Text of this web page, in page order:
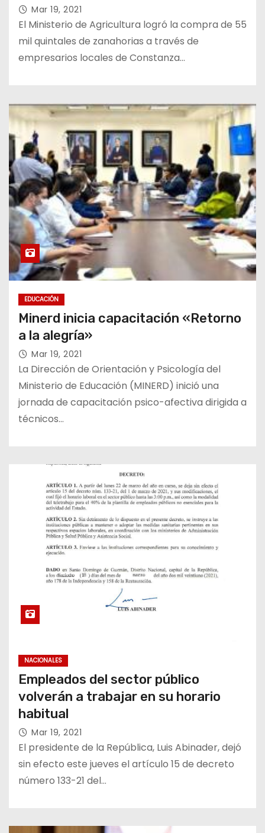
Mar 19, 2021
El Ministerio de Agricultura logró la compra de 55
mil quintales de zanahorias a través de
empresarios locales de Constanza…
EDUCACIÓN
Minerd inicia capacitación «Retorno
a la alegría»
Mar 19, 2021
La Dirección de Orientación y Psicología del
Ministerio de Educación (MINERD) inició una
jornada de capacitación psico-afectiva dirigida a
técnicos…
NACIONALES
Empleados del sector público
volverán a trabajar en su horario
habitual
Mar 19, 2021
El presidente de la República, Luis Abinader, dejó
sin efecto este jueves el artículo 15 de decreto
número 133-21 del…